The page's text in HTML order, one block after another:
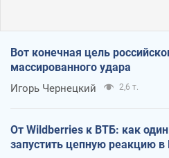
Вот конечная цель
массированного удара
Игорь Чернецкий 2,6 т.
От Wildberries к ВТБ: как
запустить цепную реакцию в